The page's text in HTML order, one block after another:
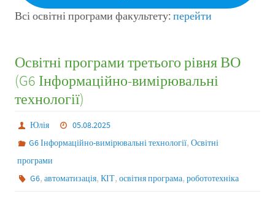
Всі освітні програми факультету:перейти
Освітні програми третього рівня ВО
(G6 Інформаційно-вимірювальні
технології)
Юлія
05.08.2025
G6 Інформаційно-вимірювальні технології,Освітні
програми
G6,автоматизація,КІТ,освітня програма,робототехніка